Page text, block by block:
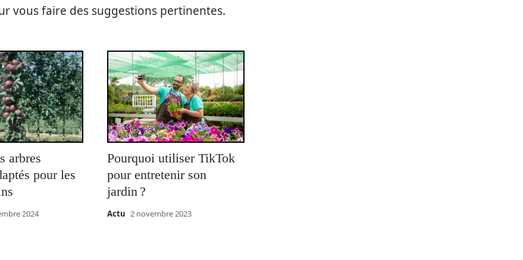
vous faire des suggestions pertinentes.
arbres
pour les
2024
Pourquoi utiliser TikTok
pour entretenir son
jardin ?
Actu 2 novembre 2023